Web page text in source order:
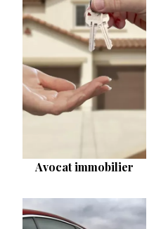
Avocat immobilier